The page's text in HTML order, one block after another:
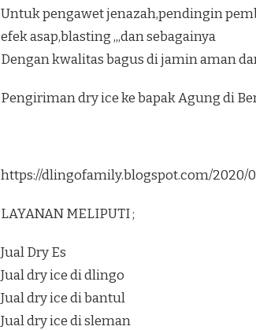
Untuk pengawet jenazah,pendingin
efek asap,blasting ,,,dan sebagainya
Dengan kwalitas bagus di jamin aman
Pengiriman dry ice ke bapak Agung di
https://dlingofamily.blogspot.com/
LAYANAN MELIPUTI ;
Jual Dry Es
Jual dry ice di dlingo
Jual dry ice di bantul
Jual dry ice di sleman